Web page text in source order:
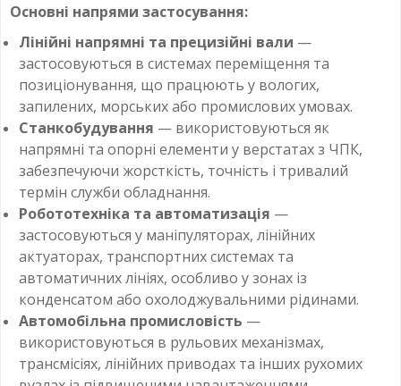
Основні напрями застосування:
Лінійні напрямні та прецизійні вали —
застосовуються в системах переміщення та
позиціонування, що працюють у вологих,
запилених, морських або промислових умовах.
Станкобудування — використовуються як
напрямні та опорні елементи у верстатах з ЧПК,
забезпечуючи жорсткість, точність і тривалий
термін служби обладнання.
Робототехніка та автоматизація —
застосовуються у маніпуляторах, лінійних
актуаторах, транспортних системах та
автоматичних лініях, особливо у зонах із
конденсатом або охолоджувальними рідинами.
Автомобільна промисловість —
використовуються в рульових механізмах,
трансмісіях, лінійних приводах та інших рухомих